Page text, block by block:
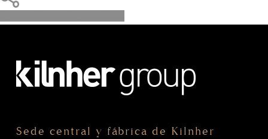
Sede central y fábrica de Kilnher